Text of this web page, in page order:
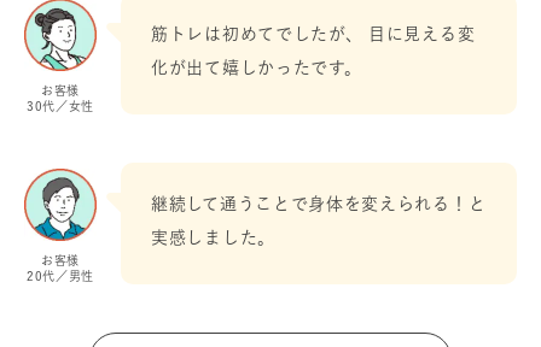
お客様
30代／女性
筋トレは初めてでしたが、 目に見える変
化が出て嬉しかったです。
お客様
20代／男性
継続して通うことで身体を変えられる！と
実感しました。